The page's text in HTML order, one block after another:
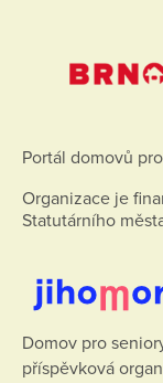
Portál domovů
Organizace je
Statutárního
Domov pro
příspěvková